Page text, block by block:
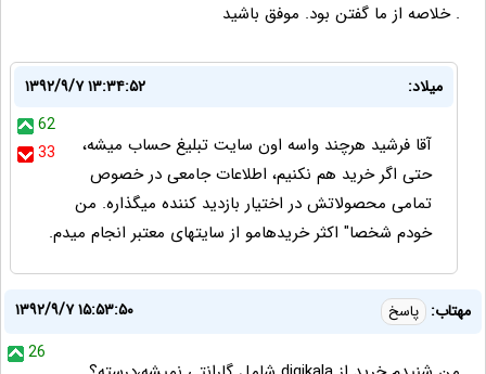
. خلاصه از ما گفتن بود. موفق باشید
میلاد:
۱۳۹۲/۹/۷ ۱۳:۳۴:۵۲
62
33
آقا فرشید هرچند واسه اون سایت تبلیغ حساب میشه،
حتی اگر خرید هم نکنیم، اطلاعات جامعی در خصوص
تمامی محصولاتش در اختیار بازدید کننده میگذاره. من
خودم شخصا" اکثر خریدهامو از سایتهای معتبر انجام میدم.
مهتاب: پاسخ
۱۳۹۲/۹/۷ ۱۵:۵۳:۵۰
26